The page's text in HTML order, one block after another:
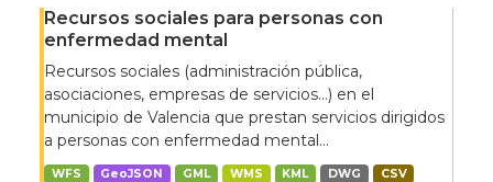
Recursos sociales para personas con
enfermedad mental
Recursos sociales (administración pública,
asociaciones, empresas de servicios…) en el
municipio de Valencia que prestan servicios dirigidos
a personas con enfermedad mental...
WFS GeoJSON GML WMS KML DWG
CSV